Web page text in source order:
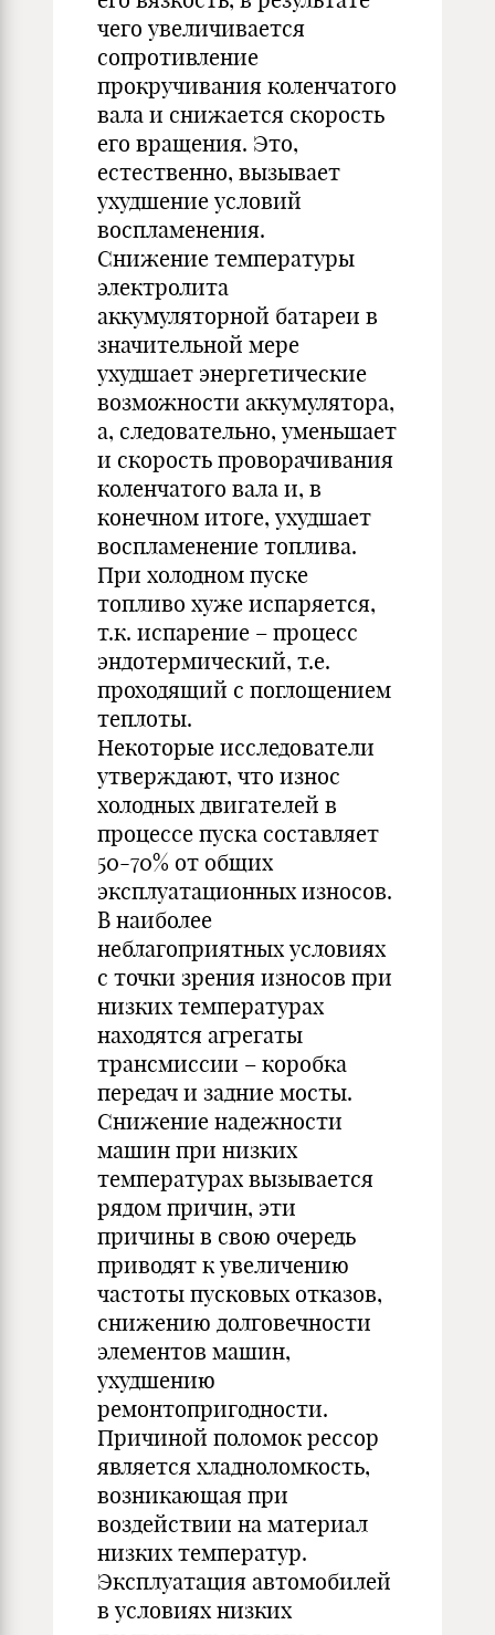
чего увеличивается
сопротивление
прокручивания коленчатого
вала и снижается скорость
его вращения. Это,
естественно, вызывает
ухудшение условий
воспламенения.
Снижение температуры
электролита
аккумуляторной батареи в
значительной мере
ухудшает энергетические
возможности аккумулятора,
а, следовательно, уменьшает
и скорость проворачивания
коленчатого вала и, в
конечном итоге, ухудшает
воспламенение топлива.
При холодном пуске
топливо хуже испаряется,
т.к. испарение – процесс
эндотермический, т.е.
проходящий с поглощением
теплоты.
Некоторые исследователи
утверждают, что износ
холодных двигателей в
процессе пуска составляет
50-70% от общих
эксплуатационных износов.
В наиболее
неблагоприятных условиях
с точки зрения износов при
низких температурах
находятся агрегаты
трансмиссии – коробка
передач и задние мосты.
Снижение надежности
машин при низких
температурах вызывается
рядом причин, эти
причины в свою очередь
приводят к увеличению
частоты пусковых отказов,
снижению долговечности
элементов машин,
ухудшению
ремонтопригодности.
Причиной поломок рессор
является хладноломкость,
возникающая при
воздействии на материал
низких температур.
Эксплуатация автомобилей
в условиях низких